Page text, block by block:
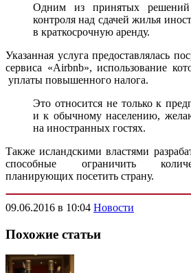
Одним из принятых решений
контроля над сдачей жилья
в краткосрочную аренду.
Указанная услуга предоставлялась
сервиса «Airbnb», использование
уплаты повышенного налога.
Это относится не только к
и к обычному населению,
на иностранных гостях.
Также исландскими властями
способные ограничить
планирующих посетить страну.
09.06.2016 в 10:04 Новости
Похожие статьи